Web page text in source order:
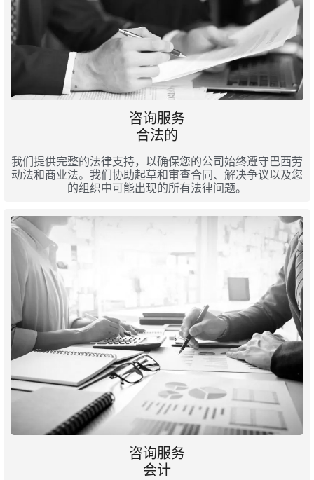
咨询服务
合法的
我们提供完整的法律支持，以确保您的公司始终遵守巴西劳
动法和商业法。我们协助起草和审查合同、解决争议以及您
的组织中可能出现的所有法律问题。
咨询服务
会计